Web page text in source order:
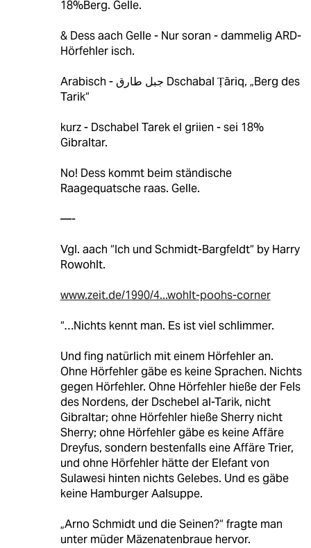
18%Berg. Gelle.
& Dess aach Gelle - Nur soran - dammelig ARD-
Hörfehler isch.
Arabisch - جبل طارق Dschabal Ṭāriq, „Berg des
Tarik“
kurz - Dschabel Tarek el griien - sei 18%
Gibraltar.
No! Dess kommt beim ständische
Raagequatsche raas. Gelle.
—-
Vgl. aach “Ich und Schmidt-Bargfeldt“ by Harry
Rowohlt.
www.zeit.de/1990/4...wohlt-poohs-corner
“…Nichts kennt man. Es ist viel schlimmer.
Und fing natürlich mit einem Hörfehler an.
Ohne Hörfehler gäbe es keine Sprachen. Nichts
gegen Hörfehler. Ohne Hörfehler hieße der Fels
des Nordens, der Dschebel al-Tarik, nicht
Gibraltar; ohne Hörfehler hieße Sherry nicht
Sherry; ohne Hörfehler gäbe es keine Affäre
Dreyfus, sondern bestenfalls eine Affäre Trier,
und ohne Hörfehler hätte der Elefant von
Sulawesi hinten nichts Gelebes. Und es gäbe
keine Hamburger Aalsuppe.
„Arno Schmidt und die Seinen?“ fragte man
unter müder Mäzenatenbraue hervor.